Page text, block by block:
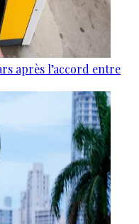
après l’accord entre